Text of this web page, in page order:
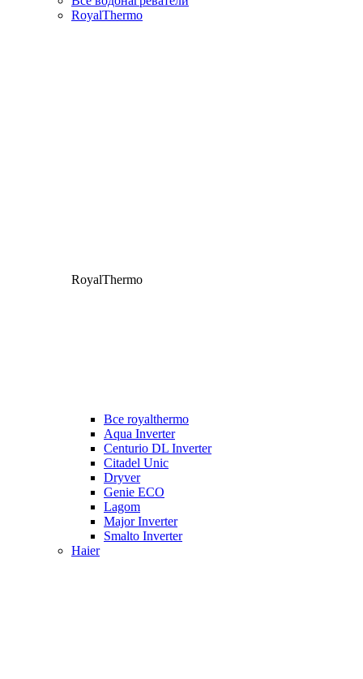
RoyalThermo
RoyalThermo
Все royalthermo
Aqua Inverter
Centurio DL Inverter
Citadel Unic
Dryver
Genie ECO
Lagom
Major Inverter
Smalto Inverter
Haier